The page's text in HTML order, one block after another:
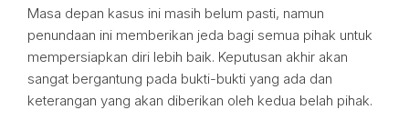
Masa depan kasus ini masih belum pasti, namun
penundaan ini memberikan jeda bagi semua pihak untuk
mempersiapkan diri lebih baik. Keputusan akhir akan
sangat bergantung pada bukti-bukti yang ada dan
keterangan yang akan diberikan oleh kedua belah pihak.